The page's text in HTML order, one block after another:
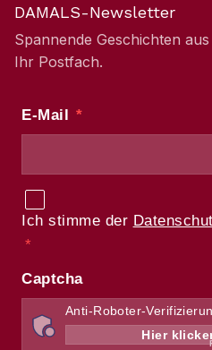
DAMALS-Newsletter
Spannende Geschichten
Ihr Postfach.